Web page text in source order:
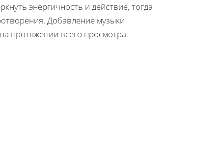
энергичность и действие, тогда
Добавление музыки
протяжении всего просмотра.